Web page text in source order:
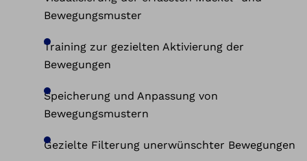
Bewegungsmuster
Training zur gezielten Aktivierung der
Bewegungen
Speicherung und Anpassung von
Bewegungsmustern
Gezielte Filterung unerwünschter Bewegungen